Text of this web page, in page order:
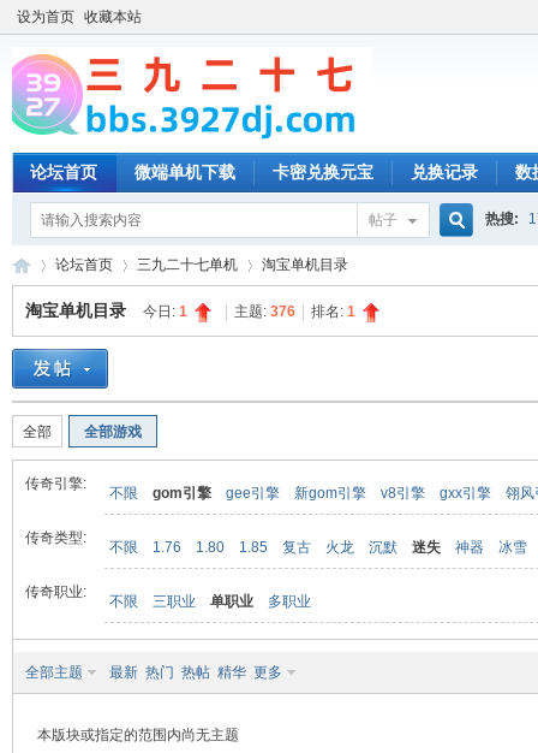
设为首页 收藏本站
论坛首页 微端单机下载 卡密兑换元宝 兑换记录 数
帖子 热搜:
»
论坛首页 三九二十七单机 淘宝单机目录
淘宝单机目录 今日: 1 主题: 376 排名: 1
全部 全部游戏
传奇引擎:
不限 gom引擎 gee引擎 新gom引擎 v8引擎 gxx引擎 翎风
传奇类型:
不限 1.76 1.80 1.85 复古 火龙 沉默 迷失 神器 冰雪
传奇职业:
不限 三职业 单职业 多职业
全部主题 最新 热门 热帖 精华 更多
本版块或指定的范围内尚无主题